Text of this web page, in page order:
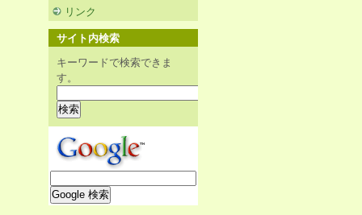
リンク
サイト内検索
キーワードで検索できま
す。